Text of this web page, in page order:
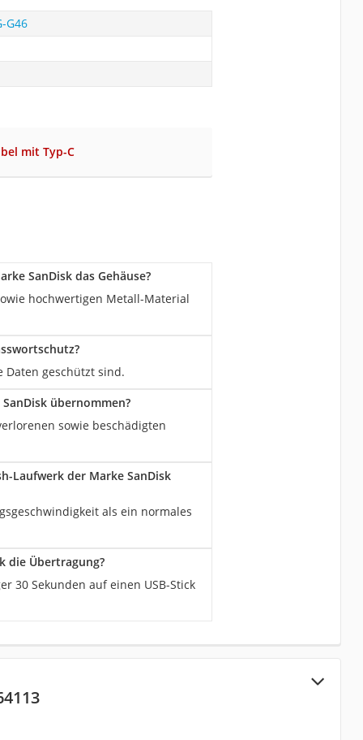
G46
mit Typ-C
SanDisk das Gehäuse?
hochwertigen Metall-Material
Daten geschützt sind.
übernommen?
sowie beschädigten
Laufwerk der Marke SanDisk
als ein normales
die Übertragung?
30 Sekunden auf einen USB-Stick